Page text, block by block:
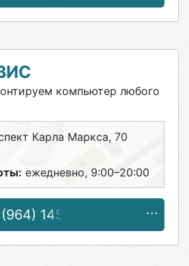
компьютер любого
Карла Маркса, 70
ежедневно, 9:00–20:00
145-93-48